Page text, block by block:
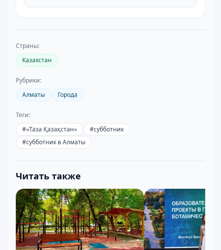
Страны:
Казахстан
Рубрики:
Алматы
Города
Теги:
#«Таза Қазақстан» #субботник
#субботник в Алматы
Читать также